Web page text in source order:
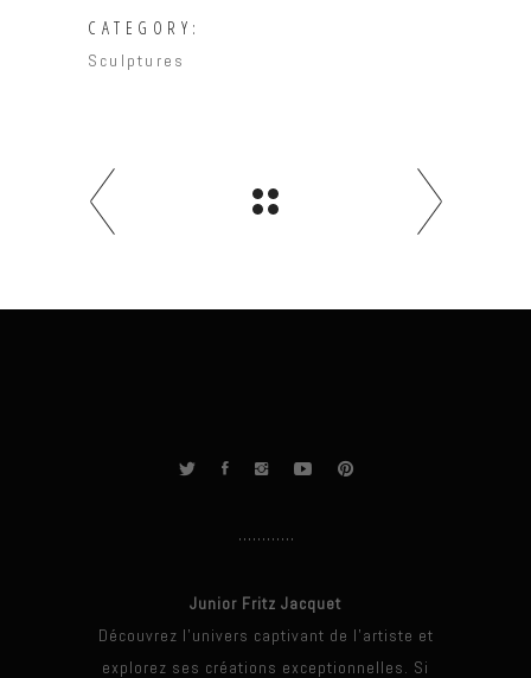
CATEGORY:
Sculptures
Junior Fritz Jacquet
Découvrez l'univers captivant de l'artiste et
explorez ses créations exceptionnelles. Si